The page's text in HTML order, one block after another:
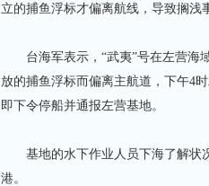
立的捕鱼浮标才偏离航线，导致搁浅
台海军表示，“武夷”号在左营海
放的捕鱼浮标而偏离主航道，下午4
即下令停船并通报左营基地。
基地的水下作业人员下海了解状况
港。